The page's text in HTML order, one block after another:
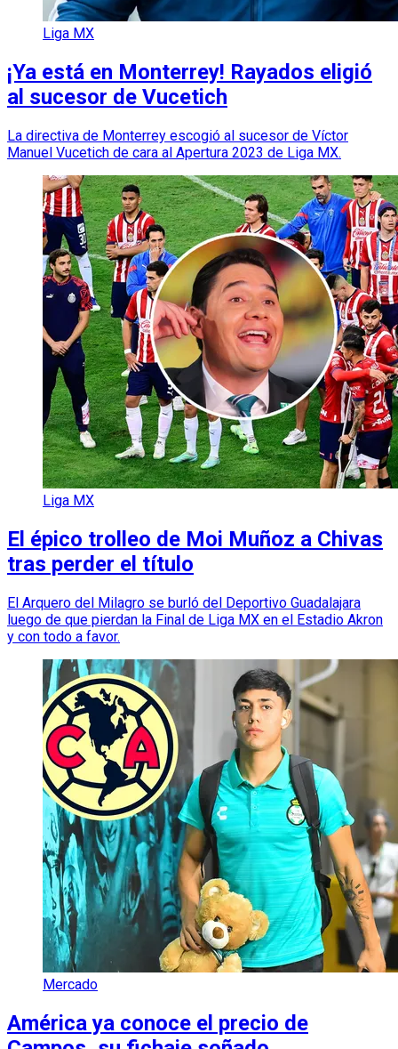
Liga MX
¡Ya está en Monterrey! Rayados eligió
al sucesor de Vucetich
La directiva de Monterrey escogió al sucesor de Víctor
Manuel Vucetich de cara al Apertura 2023 de Liga MX.
Liga MX
El épico trolleo de Moi Muñoz a Chivas
tras perder el título
El Arquero del Milagro se burló del Deportivo Guadalajara
luego de que pierdan la Final de Liga MX en el Estadio Akron
y con todo a favor.
Mercado
América ya conoce el precio de